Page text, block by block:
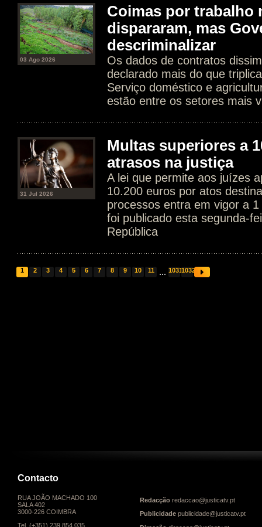
03 Ago 2026
Coimas por trabalho
dispararam, mas
descriminalizar
Os dados de contratos
declarado mais do que
Serviço doméstico e
estão entre os setores mais
31 Jul 2026
Multas superiores a
atrasos na justiça
A lei que permite aos juízes
10.200 euros por atos
processos entra em vigor a
foi publicado esta segunda-
República
1 2 3 4 5 6 7 8 9 10 11 ... 10311032
Contacto
RUA JOÃO MACHADO 100
SALA 402
3000-226 COIMBRA
Tel. (+351) 239 854 035
Redacção redaccao@justicatv.pt
Publicidade publicidade@justicatv.pt